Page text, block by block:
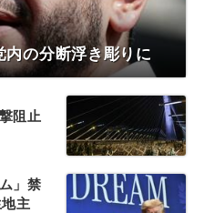
の分断浮き彫りに
阻止
」禁
主